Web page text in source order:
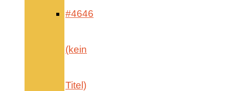
#4646
(kein
Titel)